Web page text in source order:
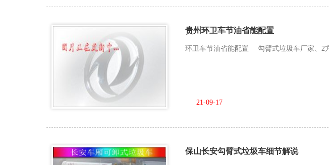
贵州环卫车节油省能配置
环卫车节油省能配置 勾臂式垃圾车厂家、2
21-09-17
保山长安勾臂式垃圾车细节解说